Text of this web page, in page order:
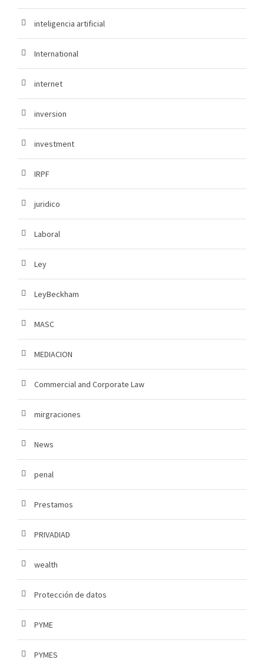
inteligencia artificial
International
internet
inversion
investment
IRPF
juridico
Laboral
Ley
LeyBeckham
MASC
MEDIACION
Commercial and Corporate Law
mirgraciones
News
penal
Prestamos
PRIVADIAD
wealth
Protección de datos
PYME
PYMES